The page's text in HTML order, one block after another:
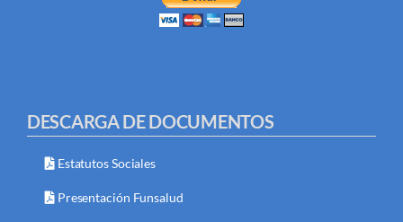
DESCARGA DE DOCUMENTOS
Estatutos Sociales
Presentación Funsalud